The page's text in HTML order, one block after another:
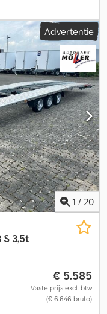
mm, Bouwjaar:2025,
Lock
verlichting, wielen 155
3500 kg,
4 stuks
multiplex vloer
Iaqoc Toa Inclusief
mogelijk! Wij
aan.
Advertentie
1 / 20
3,5t
€ 5.585
Vaste prijs excl. btw
(€ 6.646 bruto)